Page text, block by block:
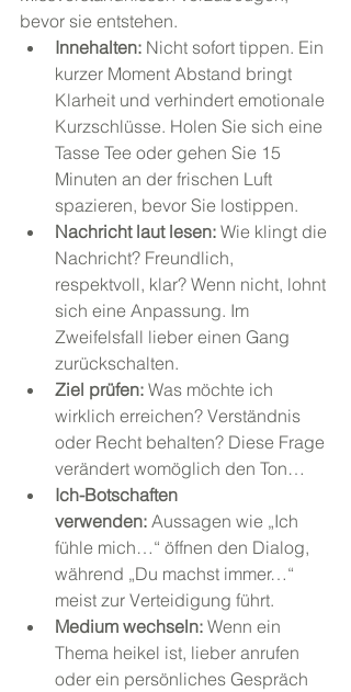
bevor sie entstehen.
Innehalten: Nicht sofort tippen. Ein
kurzer Moment Abstand bringt
Klarheit und verhindert emotionale
Kurzschlüsse. Holen Sie sich eine
Tasse Tee oder gehen Sie 15
Minuten an der frischen Luft
spazieren, bevor Sie lostippen.
Nachricht laut lesen: Wie klingt die
Nachricht? Freundlich,
respektvoll, klar? Wenn nicht, lohnt
sich eine Anpassung. Im
Zweifelsfall lieber einen Gang
zurückschalten.
Ziel prüfen: Was möchte ich
wirklich erreichen? Verständnis
oder Recht behalten? Diese Frage
verändert womöglich den Ton…
Ich-Botschaften
verwenden: Aussagen wie „Ich
fühle mich…“ öffnen den Dialog,
während „Du machst immer…“
meist zur Verteidigung führt.
Medium wechseln: Wenn ein
Thema heikel ist, lieber anrufen
oder ein persönliches Gespräch